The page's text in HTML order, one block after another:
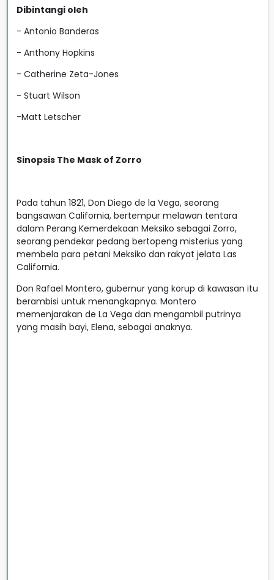
Dibintangi oleh
- Antonio Banderas
- Anthony Hopkins
- Catherine Zeta-Jones
- Stuart Wilson
-Matt Letscher
Sinopsis The Mask of Zorro
Pada tahun 1821, Don Diego de la Vega, seorang
bangsawan California, bertempur melawan tentara
dalam Perang Kemerdekaan Meksiko sebagai Zorro,
seorang pendekar pedang bertopeng misterius yang
membela para petani Meksiko dan rakyat jelata Las
California.
Don Rafael Montero, gubernur yang korup di kawasan itu
berambisi untuk menangkapnya. Montero
memenjarakan de La Vega dan mengambil putrinya
yang masih bayi, Elena, sebagai anaknya.